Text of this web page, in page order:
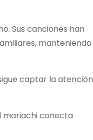
Sus canciones han
manteniendo
captar la atención
mariachi conecta